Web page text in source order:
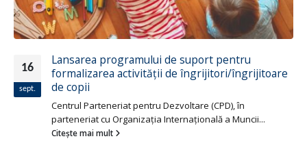
16
sept.
Lansarea programului de suport pentru
formalizarea activității de îngrijitori/îngrijitoare
de copii
Centrul Parteneriat pentru Dezvoltare (CPD), în
parteneriat cu Organizația Internațională a Muncii...
Citește mai mult